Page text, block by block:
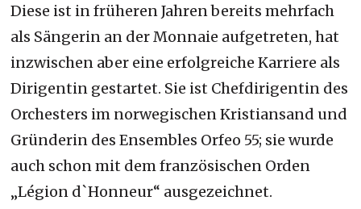
Diese ist in früheren Jahren bereits mehrfach
als Sängerin an der Monnaie aufgetreten, hat
inzwischen aber eine erfolgreiche Karriere als
Dirigentin gestartet. Sie ist Chefdirigentin des
Orchesters im norwegischen Kristiansand und
Gründerin des Ensembles Orfeo 55; sie wurde
auch schon mit dem französischen Orden
„Légion d`Honneur“ ausgezeichnet.